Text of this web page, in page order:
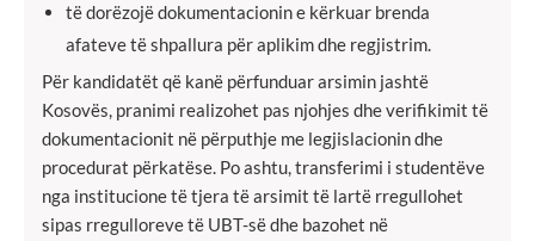
të dorëzojë dokumentacionin e kërkuar brenda
afateve të shpallura për aplikim dhe regjistrim.
Për kandidatët që kanë përfunduar arsimin jashtë
Kosovës, pranimi realizohet pas njohjes dhe verifikimit të
dokumentacionit në përputhje me legjislacionin dhe
procedurat përkatëse. Po ashtu, transferimi i studentëve
nga institucione të tjera të arsimit të lartë rregullohet
sipas rregulloreve të UBT-së dhe bazohet në